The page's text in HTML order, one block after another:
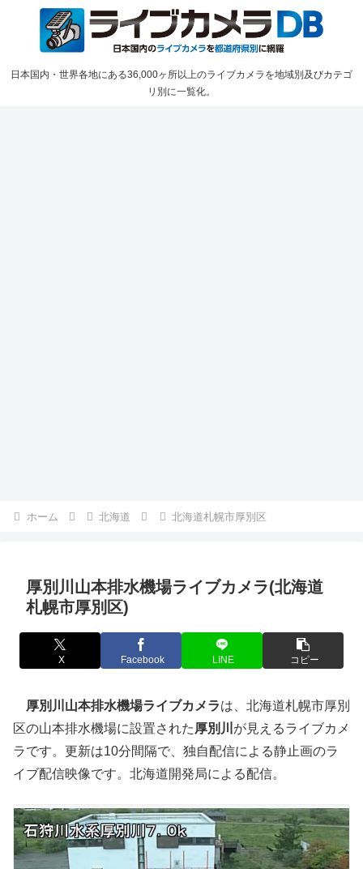
日本国内・世界各地にある36,000ヶ所以上のライブカメラを地域別及びカテゴ
リ別に一覧化。
ホーム 北海道 北海道札幌市厚別区
厚別川山本排水機場ライブカメラ(北海道
札幌市厚別区)
X Facebook LINE コピー
厚別川山本排水機場ライブカメラは、北海道札幌市厚別
区の山本排水機場に設置された 厚別川 が見えるライブカメ
ラです。更新は10分間隔で、独自配信による静止画のラ
イブ配信映像です。北海道開発局による配信。